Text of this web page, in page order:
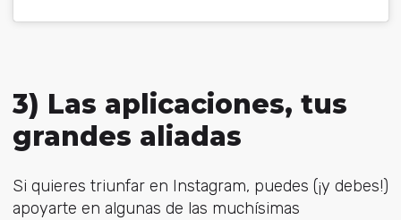
3) Las aplicaciones, tus
grandes aliadas
Si quieres triunfar en Instagram, puedes (¡y debes!)
apoyarte en algunas de las muchísimas